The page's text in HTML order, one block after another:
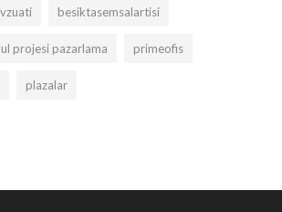
besiktasemsalartisi
projesi pazarlama primeofis
plazalar